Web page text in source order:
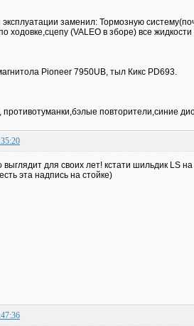
заменил: Тормозную
ходовке,сцепу (VALEO в зборе) все жидкости
Pioneer 7950UB, тыл Кикс PD693.
противотуманки,бэлые повторители,синие
выглядит для своих лет! кстати шильдик LS
эта надпись на стойке)